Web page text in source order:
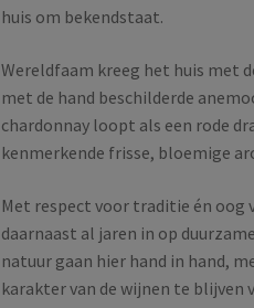
huis om bekendstaat.
Wereldfaam kreeg het huis met
met de hand beschilderde
chardonnay loopt als een rode
kenmerkende frisse, bloemige
Met respect voor traditie én
daarnaast al jaren in op
natuur gaan hier hand in hand,
karakter van de wijnen te blijven